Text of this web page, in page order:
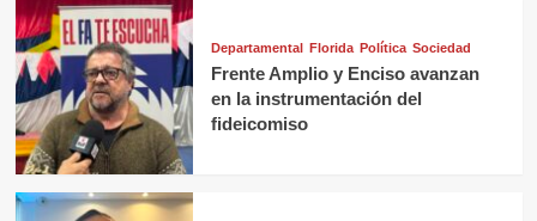
Departamental Florida Política Sociedad
Frente Amplio y Enciso avanzan
en la instrumentación del
fideicomiso